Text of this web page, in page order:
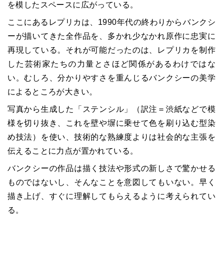
を模したスペースに広がっている。
ここにあるレプリカは、1990年代の終わりからバンクシ
ーが描いてきた全作品を、多かれ少なかれ原作に忠実に
再現している。それが可能だったのは、レプリカを制作
した芸術家たちの力量とさほど関係があるわけではな
い。むしろ、分かりやすさを重んじるバンクシーの美学
によるところが大きい。
写真から生成した「ステンシル」（訳注＝渋紙などで模
様を切り抜き、これを壁や塀に乗せて色を刷り込む型染
め技法）を使い、技術的な熟練度よりは社会的な主張を
伝えることに力点が置かれている。
バンクシーの作品は描く技法や形式の新しさで驚かせる
ものではないし、そんなことを意図してもいない。早く
描き上げ、すぐに理解してもらえるように考えられてい
る。